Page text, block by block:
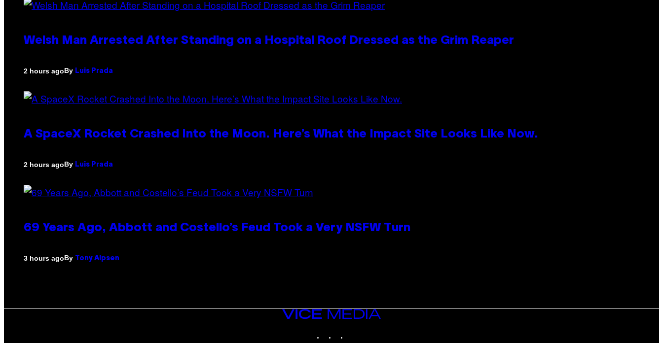
Welsh Man Arrested After Standing on a Hospital Roof Dressed as the Grim Reaper
2 hours agoBy Luis Prada
A SpaceX Rocket Crashed Into the Moon. Here’s What the Impact Site Looks Like Now.
2 hours agoBy Luis Prada
69 Years Ago, Abbott and Costello’s Feud Took a Very NSFW Turn
3 hours agoBy Tony Alpsen
VICE